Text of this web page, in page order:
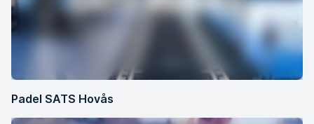
Padel SATS Hovås